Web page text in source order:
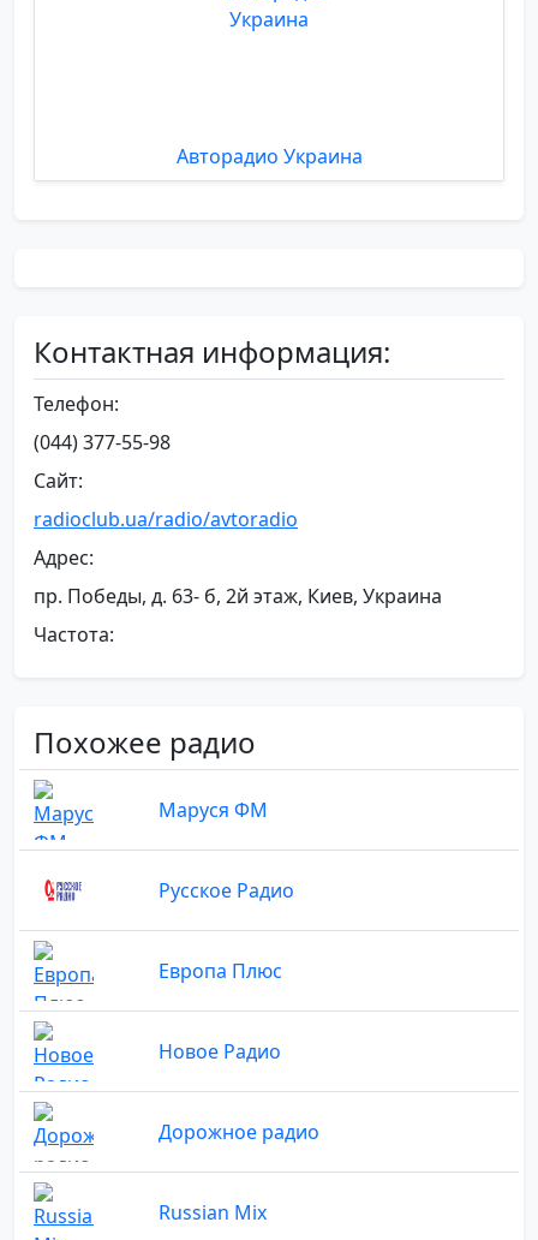
Авторадио Украина
Контактная информация:
Телефон:
(044) 377-55-98
Сайт:
radioclub.ua/radio/avtoradio
Адрес:
пр. Победы, д. 63- б, 2й этаж, Киев, Украина
Частота:
Похожее радио
Маруся ФМ
Русское Радио
Европа Плюс
Новое Радио
Дорожное радио
Russian Mix